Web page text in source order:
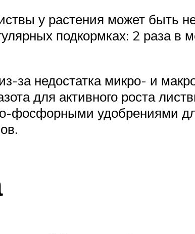
у растения может быть
подкормках: 2 раза
за недостатка микро- и
для активного роста
фосфорными удобрениями